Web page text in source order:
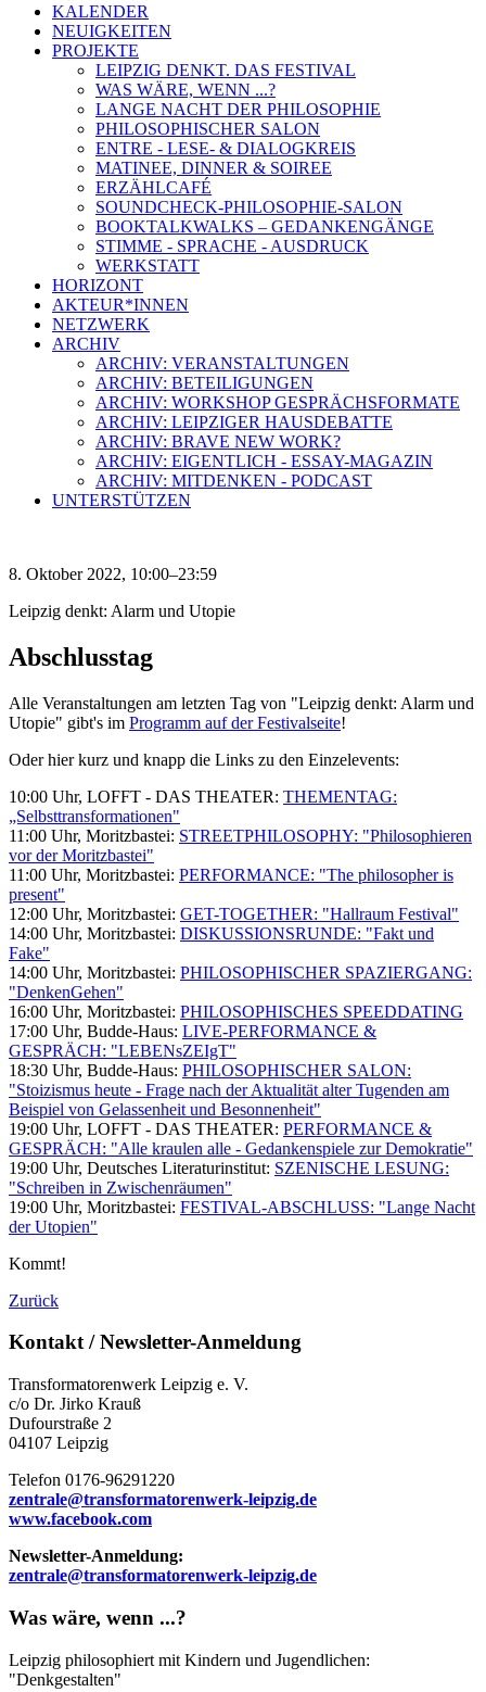
KALENDER
NEUIGKEITEN
PROJEKTE
LEIPZIG DENKT. DAS FESTIVAL
WAS WÄRE, WENN ...?
LANGE NACHT DER PHILOSOPHIE
PHILOSOPHISCHER SALON
ENTRE - LESE- & DIALOGKREIS
MATINEE, DINNER & SOIREE
ERZÄHLCAFÉ
SOUNDCHECK-PHILOSOPHIE-SALON
BOOKTALKWALKS – GEDANKENGÄNGE
STIMME - SPRACHE - AUSDRUCK
WERKSTATT
HORIZONT
AKTEUR*INNEN
NETZWERK
ARCHIV
ARCHIV: VERANSTALTUNGEN
ARCHIV: BETEILIGUNGEN
ARCHIV: WORKSHOP GESPRÄCHSFORMATE
ARCHIV: LEIPZIGER HAUSDEBATTE
ARCHIV: BRAVE NEW WORK?
ARCHIV: EIGENTLICH - ESSAY-MAGAZIN
ARCHIV: MITDENKEN - PODCAST
UNTERSTÜTZEN
8. Oktober 2022, 10:00–23:59
Leipzig denkt: Alarm und Utopie
Abschlusstag
Alle Veranstaltungen am letzten Tag von "Leipzig denkt: Alarm und
Utopie" gibt's im Programm auf der Festivalseite!
Oder hier kurz und knapp die Links zu den Einzelevents:
10:00 Uhr, LOFFT - DAS THEATER: THEMENTAG:
„Selbsttransformationen"
11:00 Uhr, Moritzbastei: STREETPHILOSOPHY: "Philosophieren
vor der Moritzbastei"
11:00 Uhr, Moritzbastei: PERFORMANCE: "The philosopher is
present"
12:00 Uhr, Moritzbastei: GET-TOGETHER: "Hallraum Festival"
14:00 Uhr, Moritzbastei: DISKUSSIONSRUNDE: "Fakt und
Fake"
14:00 Uhr, Moritzbastei: PHILOSOPHISCHER SPAZIERGANG:
"DenkenGehen"
16:00 Uhr, Moritzbastei: PHILOSOPHISCHES SPEEDDATING
17:00 Uhr, Budde-Haus: LIVE-PERFORMANCE &
GESPRÄCH: "LEBENsZEIgT"
18:30 Uhr, Budde-Haus: PHILOSOPHISCHER SALON:
"Stoizismus heute - Frage nach der Aktualität alter Tugenden am
Beispiel von Gelassenheit und Besonnenheit"
19:00 Uhr, LOFFT - DAS THEATER: PERFORMANCE &
GESPRÄCH: "Alle kraulen alle - Gedankenspiele zur Demokratie"
19:00 Uhr, Deutsches Literaturinstitut: SZENISCHE LESUNG:
"Schreiben in Zwischenräumen"
19:00 Uhr, Moritzbastei: FESTIVAL-ABSCHLUSS: "Lange Nacht
der Utopien"
Kommt!
Zurück
Kontakt / Newsletter-Anmeldung
Transformatorenwerk Leipzig e. V.
c/o Dr. Jirko Krauß
Dufourstraße 2
04107 Leipzig
Telefon 0176-96291220
zentrale@transformatorenwerk-leipzig.de
www.facebook.com
Newsletter-Anmeldung:
zentrale@transformatorenwerk-leipzig.de
Was wäre, wenn ...?
Leipzig philosophiert mit Kindern und Jugendlichen:
"Denkgestalten"